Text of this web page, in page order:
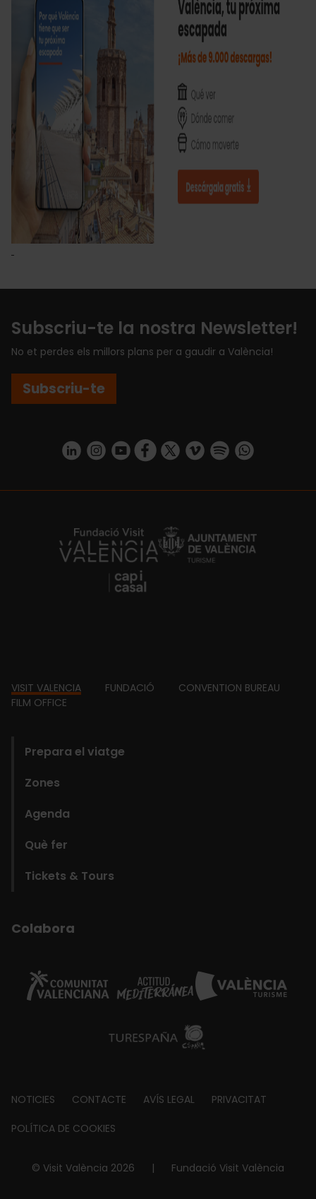
Subscriu-te la nostra Newsletter!
No et perdes els millors plans per a gaudir a València!
Subscriu-te
https://www.linkedin.com/company/turismo-valencia/mycompany/
https://www.instagram.com/visit_valencia/
https://www.youtube.com/user/
https://www.facebook.com/
https://twitter.com/
https://vimeo.com/
https://https://api.whatsapp.com/
https://fundacion.visitvalencia.com/
Footer
VISIT VALENCIA FUNDACIÓ
CONVENTION BUREAU
FILM OFFICE
Prepara el viatge
Zones
Agenda
Què fer
Tickets & Tours
Colabora
Footer
about
NOTICIES CONTACTE AVÍS LEGAL PRIVACITAT
POLÍTICA DE COOKIES
© Visit València 2026 | Fundació Visit València